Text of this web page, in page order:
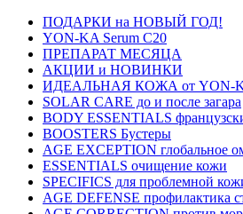
ПОДАРКИ на НОВЫЙ ГОД!
YON-KA Serum C20
ПРЕПАРАТ МЕСЯЦА
АКЦИИ и НОВИНКИ
ИДЕАЛЬНАЯ КОЖА от YON-
SOLAR CARE до и после загара
BODY ESSENTIALS
BOOSTERS Бустеры
AGE EXCEPTION глобальное
ESSENTIALS очищение кожи
SPECIFICS для проблемной
AGE DEFENSE профилактика